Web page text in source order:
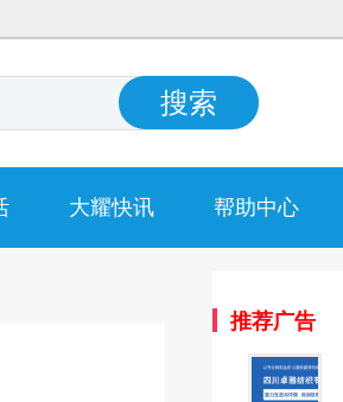
搜索
大耀快讯 帮助中心
推荐广告